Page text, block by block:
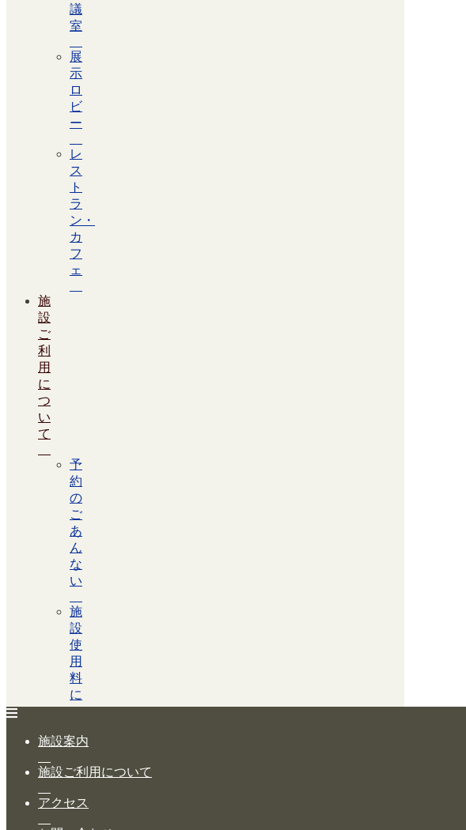
議
室
展
示
ロ
ビ
ー
レ
ス
ト
ラ
ン・
カ
フ
ェ
施
設
ご
利
用
に
つ
い
て
予
約
の
ご
あ
ん
な
い
施
設
使
用
料
に
つ
て
各
設
の
施設案内
施設ご利用について
施設案内
施設ご利用について
アクセス
ホーム
公演・イベント案内
チケットガイド